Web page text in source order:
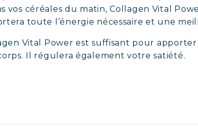
vos céréales du matin, Collagen Vital
toute l’énergie nécessaire et une
Vital Power est suffisant pour
Il régulera également votre satiété.